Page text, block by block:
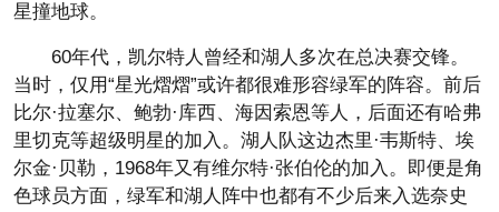
星撞地球。
60年代，凯尔特人曾经和湖人多次在总决赛交锋。
当时，仅用“星光熠熠”或许都很难形容绿军的阵容。前后
比尔·拉塞尔、鲍勃·库西、海因索恩等人，后面还有哈弗
里切克等超级明星的加入。湖人队这边杰里·韦斯特、埃
尔金·贝勒，1968年又有维尔特·张伯伦的加入。即便是角
色球员方面，绿军和湖人阵中也都有不少后来入选奈史